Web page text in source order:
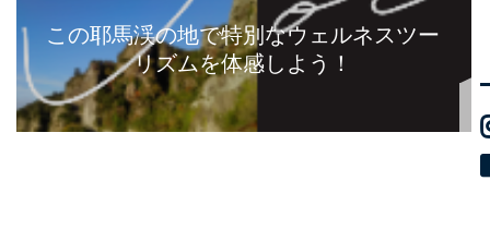
この耶馬渓の地で特別なウェルネスツー
リズムを体感しよう！